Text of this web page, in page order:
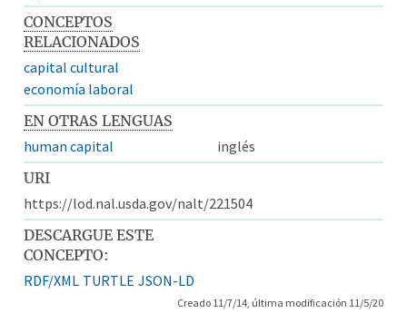
CONCEPTOS
RELACIONADOS
capital cultural
economía laboral
EN OTRAS LENGUAS
human capital
inglés
URI
https://lod.nal.usda.gov/nalt/221504
DESCARGUE ESTE
CONCEPTO:
RDF/XML TURTLE JSON-LD
Creado 11/7/14, última modificación 11/5/20